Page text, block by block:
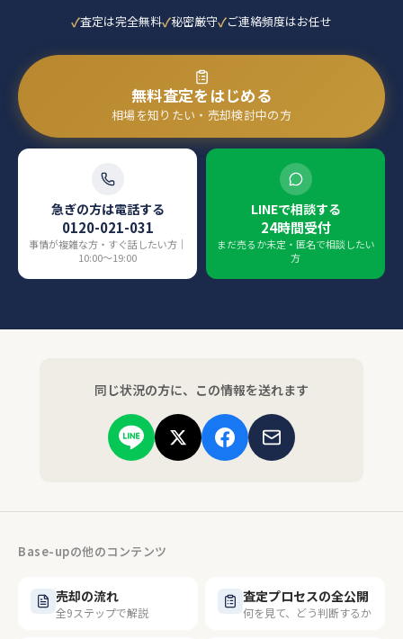
査定は完全無料 秘密厳守 ご連絡頻度はお任せ
無料査定をはじめる
相場を知りたい・売却検討中の方
急ぎの方は電話する
0120-021-031
事情が複雑な方・すぐ話したい方｜
10:00〜19:00
LINEで相談する
24時間受付
まだ売るか未定・匿名で相談したい
方
同じ状況の方に、この情報を送れます
Base-upの他のコンテンツ
売却の流れ
全9ステップで解説
査定プロセスの全公開
何を見て、どう判断するか